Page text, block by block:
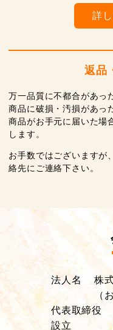
詳
返品
万一品質に不都合があっ
商品に破損・汚損があっ
商品がお手元に届いた場
します。
お手数ではございますが
絡先にご連絡下さい。
法人名
株
（
代表取締役
設立